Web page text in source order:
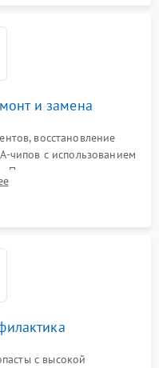
и замена
восстановление
чипов с использованием
Прошивка микросхемы
портов USB
с высокой